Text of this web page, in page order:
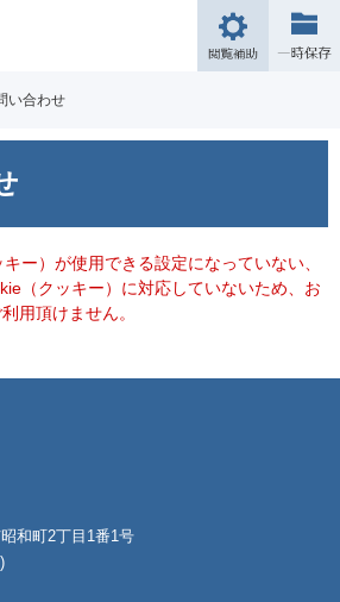
閲
覧
い合わせ
ー）が使用できる設定になっていない、
（クッキー）に対応していないため、お
用頂けません。
和町2丁目1番1号
)